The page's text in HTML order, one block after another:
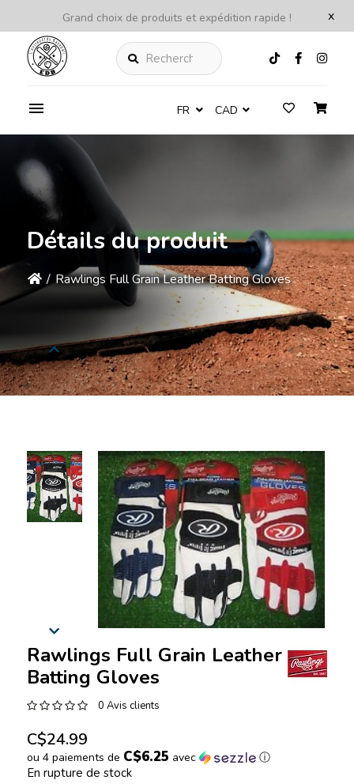
x
Grand choix de produits et expédition rapide !
Rechercher
FR CAD
Détails du produit
/ Rawlings Full Grain Leather Batting Gloves
Rawlings Full Grain Leather
Batting Gloves
0 Avis clients
C$24.99
ou 4 paiements de C$6.25 avec ⓘ
En rupture de stock